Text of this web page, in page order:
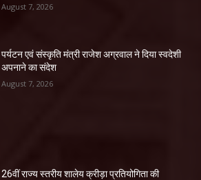
August 7, 2026
पर्यटन एवं संस्कृति मंत्री राजेश अग्रवाल ने दिया स्वदेशी
अपनाने का संदेश
August 7, 2026
26वीं राज्य स्तरीय शालेय क्रीड़ा प्रतियोगिता की